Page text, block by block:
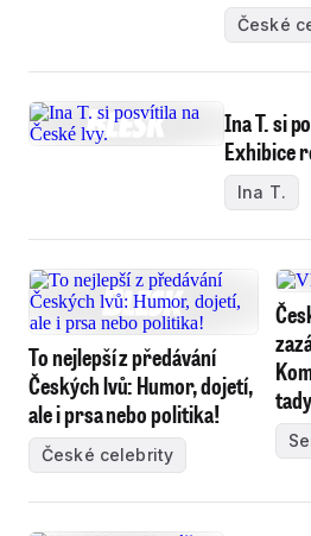
České
Ina T. si
Exhibice
Ina T.
To nejlepší z předávání
Českých lvů: Humor, dojetí,
ale i prsa nebo politika!
České celebrity